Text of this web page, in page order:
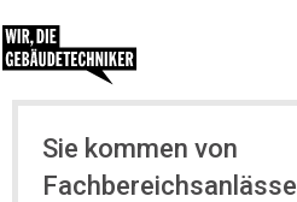
Sie kommen von
Fachbereichsanlässe